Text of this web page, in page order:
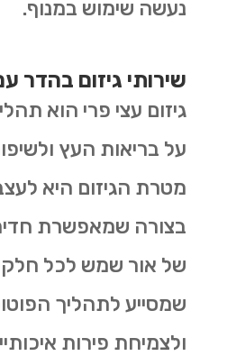
נעשה שימוש במנוף.
שירותי גיזום בהדר
גיזום עצי פרי הוא
על בריאות העץ
מטרת הגיזום היא
בצורה שמאפשרת
של אור שמש לכל
שמסייע לתהליך
ולצמיחת פירות